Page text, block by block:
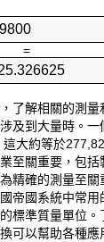
=
了解相關的測量
及到大量時。
大約等於
至關重要，包括
精確的測量至關
帝國系統中常用
標準質量單位。
可以幫助各種應